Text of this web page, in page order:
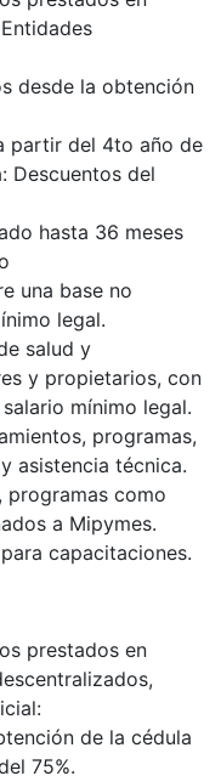
desde la obtención
partir del 4to año de
Descuentos del
hasta 36 meses
una base no
legal.
salud y
y propietarios, con
mínimo legal.
programas,
asistencia técnica.
programas como
a Mipymes.
capacitaciones.
prestados en
de la cédula
75%.